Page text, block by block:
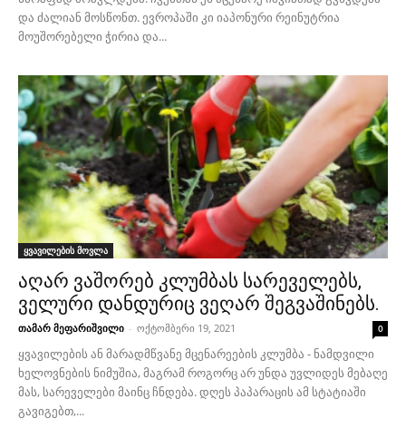
და ძალიან მოსწონთ. ევროპაში კი იაპონური რეინუტრია
მოუშორებელი ჭირია და...
ყვავილების მოვლა
აღარ ვაშორებ კლუმბას სარეველებს,
ველური დანდურიც ვეღარ შეგვაშინებს.
თამარ მეფარიშვილი - ოქტომბერი 19, 2021 0
ყვავილების ან მარადმწვანე მცენარეების კლუმბა - ნამდვილი
ხელოვნების ნიმუშია, მაგრამ როგორც არ უნდა უვლიდეს მებაღე
მას, სარეველები მაინც ჩნდება. დღეს პაპარაცის ამ სტატიაში
გავიგებთ,...